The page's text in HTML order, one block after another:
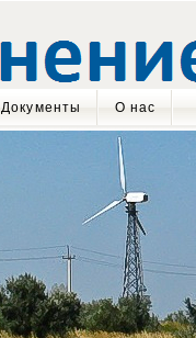
Документы О нас